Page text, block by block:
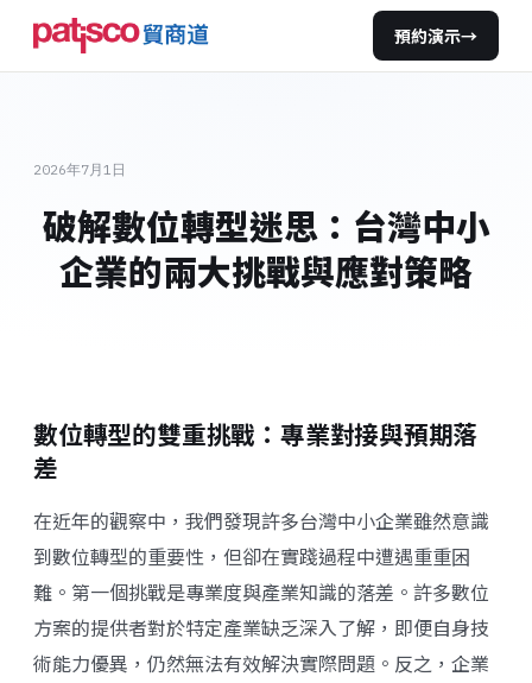
預約演示→
2026年7月1日
破解數位轉型迷思：台灣中小
企業的兩大挑戰與應對策略
數位轉型的雙重挑戰：專業對接與預期落
差
在近年的觀察中，我們發現許多台灣中小企業雖然意識
到數位轉型的重要性，但卻在實踐過程中遭遇重重困
難。第一個挑戰是專業度與產業知識的落差。許多數位
方案的提供者對於特定產業缺乏深入了解，即便自身技
術能力優異，仍然無法有效解決實際問題。反之，企業